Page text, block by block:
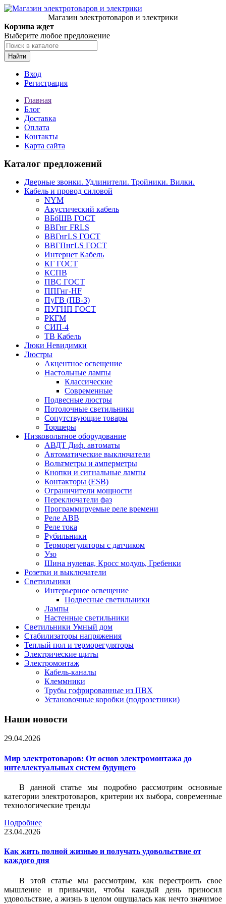
Магазин электротоваров и электрики
Корзина ждет
Выберите любое предложение
Найти
Вход
Регистрация
Главная
Блог
Доставка
Оплата
Контакты
Карта сайта
Каталог предложений
Дверные звонки. Удлинители. Тройники. Вилки.
Кабель и провод силовой
NYM
Акустический кабель
ВБбШВ ГОСТ
ВВГнг FRLS
ВВГнгLS ГОСТ
ВВГПнгLS ГОСТ
Интернет Кабель
КГ ГОСТ
КСПВ
ПВС ГОСТ
ППГнг-HF
ПуГВ (ПВ-3)
ПУГНП ГОСТ
РКГМ
СИП-4
ТВ Кабель
Люки Невидимки
Люстры
Акцентное освещение
Настольные лампы
Классические
Современные
Подвесные люстры
Потолочные светильники
Сопутствующие товары
Торшеры
Низковольтное оборудование
АВДT Диф. автоматы
Автоматические выключатели
Вольтметры и амперметры
Кнопки и сигнальные лампы
Контакторы (ESB)
Ограничители мощности
Переключатели фаз
Программируемые реле времени
Реле ABB
Реле тока
Рубильники
Терморегуляторы с датчиком
Узо
Шина нулевая, Кросс модуль, Гребенки
Розетки и выключатели
Светильники
Интерьерное освещение
Подвесные светильники
Лампы
Настенные светильники
Светильники Умный дом
Стабилизаторы напряжения
Теплый пол и терморегуляторы
Электрические щиты
Электромонтаж
Кабель-каналы
Клеммники
Трубы гофрированные из ПВХ
Установочные коробки (подрозетники)
Наши новости
29.04.2026
Мир электротоваров: От основ электромонтажа до
интеллектуальных систем будущего
В данной статье мы подробно рассмотрим основные
категории электротоваров, критерии их выбора, современные
технологические тренды
Подробнее
23.04.2026
Как жить полной жизнью и получать удовольствие от
каждого дня
В этой статье мы рассмотрим, как перестроить свое
мышление и привычки, чтобы каждый день приносил
удовольствие, а жизнь в целом ощущалась как нечто значимое